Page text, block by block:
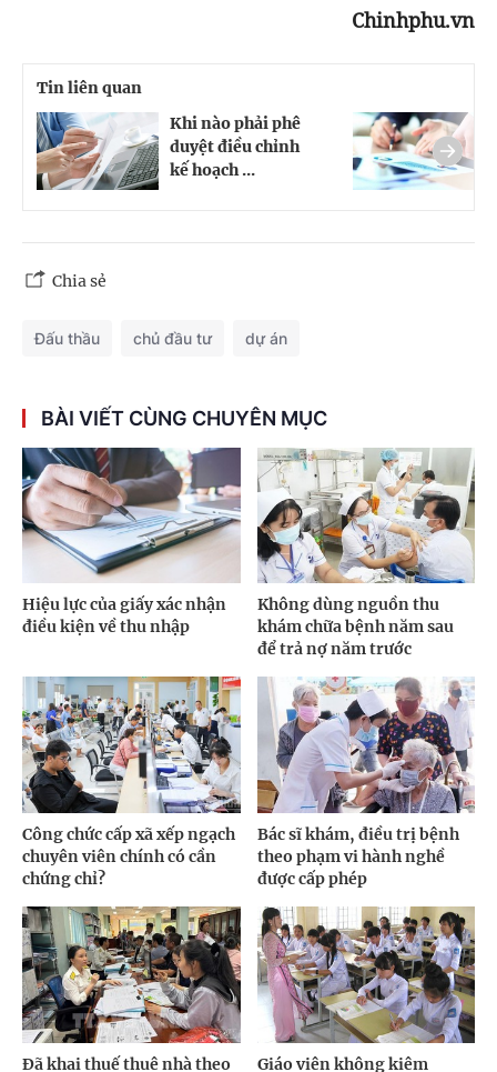
Chinhphu.vn
Tin liên quan
Khi nào phải phê
duyệt điều chỉnh
kế hoạch ...
Chia sẻ
Đấu thầu chủ đầu tư dự án
BÀI VIẾT CÙNG CHUYÊN MỤC
Hiệu lực của giấy xác nhận
điều kiện về thu nhập
Không dùng nguồn thu
khám chữa bệnh năm sau
để trả nợ năm trước
Công chức cấp xã xếp ngạch
chuyên viên chính có cần
chứng chỉ?
Bác sĩ khám, điều trị bệnh
theo phạm vi hành nghề
được cấp phép
Đã khai thuế thuê nhà theo Giáo viên không kiêm